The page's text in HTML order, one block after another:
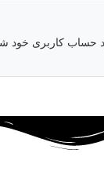
حساب کاربری خود